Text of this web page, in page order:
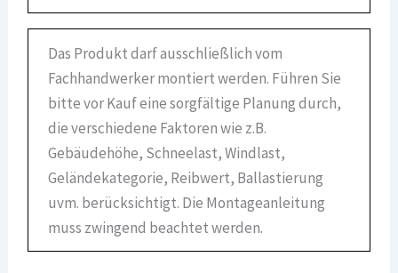
Das Produkt darf ausschließlich vom
Fachhandwerker montiert werden. Führen Sie
bitte vor Kauf eine sorgfältige Planung durch,
die verschiedene Faktoren wie z.B.
Gebäudehöhe, Schneelast, Windlast,
Geländekategorie, Reibwert, Ballastierung
uvm. berücksichtigt. Die Montageanleitung
muss zwingend beachtet werden.